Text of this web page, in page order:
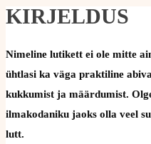
KIRJELDUS
Nimeline lutikett ei ole mitte
ühtlasi ka väga praktiline
kukkumist ja määrdumist.
ilmakodaniku jaoks olla veel
lutt.